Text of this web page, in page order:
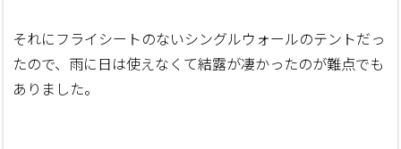
それにフライシートのないシングルウォールのテントだっ
たので、雨に日は使えなくて結露が凄かったのが難点でも
ありました。